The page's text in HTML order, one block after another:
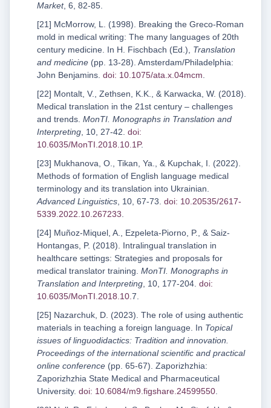
Market, 6, 82-85.
[21] McMorrow, L. (1998). Breaking the Greco-Roman
mold in medical writing: The many languages of 20th
century medicine. In H. Fischbach (Ed.), Translation
and medicine (pp. 13-28). Amsterdam/Philadelphia:
John Benjamins.doi: 10.1075/ata.x.04mcm
[22] Montalt, V., Zethsen, K.K., & Karwacka, W. (2018).
Medical translation in the 21st century – challenges
and trends.MonTI. Monographs in Translation and
Interpreting , 10, 27-42.doi:
10.6035/MonTI.2018.10.1P.
[23] Mukhanova, O., Tikan, Ya., & Kupchak, I. (2022).
Methods of formation of English language medical
terminology and its translation into Ukrainian.
Advanced Linguistics , 10, 67-73.doi: 10.20535/2617-
5339.2022.10.267233
[24] Muñoz-Miquel, A., Ezpeleta-Piorno, P., & Saiz-
Hontangas, P. (2018). Intralingual translation in
healthcare settings: Strategies and proposals for
medical translator training.MonTI. Monographs in
Translation and Interpreting , 10, 177-204.doi:
10.6035/MonTI.2018.10.7.
[25] Nazarchuk, D. (2023). The role of using authentic
materials in teaching a foreign language. In Topical
issues of linguodidactics: Tradition and innovation.
Proceedings of the international scientific and practical
online conference (pp. 65-67). Zaporizhzhia:
Zaporizhzhia State Medical and Pharmaceutical
University.doi: 10.6084/m9.figshare.24599550